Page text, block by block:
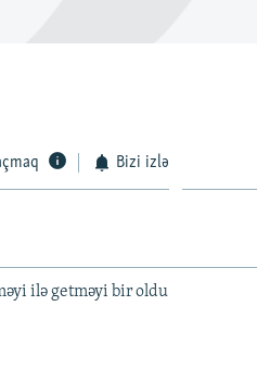
Bizi izlə
ilə getməyi bir oldu